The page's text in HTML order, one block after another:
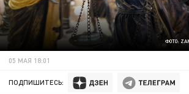
ФОТО:
05 МАЯ 18:01
ПОДПИШИТЕСЬ: